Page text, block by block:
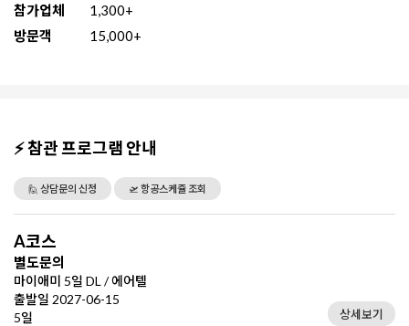
참가업체
1,300+
방문객
15,000+
⚡ 참관 프로그램 안내
🙋 상담문의 신청 🛫 항공스케쥴 조회
A코스
별도문의
마이애미 5일 DL / 에어텔
출발일 2027-06-15
5일
상세보기